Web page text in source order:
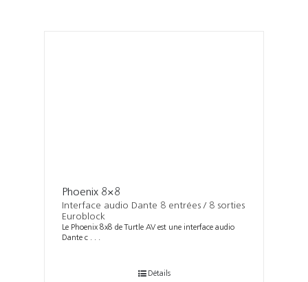
Phoenix 8×8
Interface audio Dante 8 entrées / 8 sorties
Euroblock
Le Phoenix 8x8 de Turtle AV est une interface audio
Dante c . . .
Détails